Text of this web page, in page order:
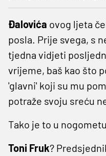
Đalovića ovog ljeta
posla. Prije svega, s
tjedna vidjeti
vrijeme, baš kao što
'glavni' koji su mu
potraže svoju sreću
Tako je to u
Toni Fruk?